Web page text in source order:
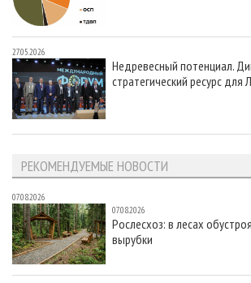
27.05.2026
Недревесный потенциал.
стратегический ресурс для
РЕКОМЕНДУЕМЫЕ НОВОСТИ
07.08.2026
07.08.2026
Рослесхоз: в лесах
вырубки